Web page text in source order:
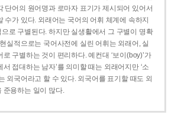
단어의 원어명과 로마자 표기가 제시되어 있어서
수가 있다. 외래어는 국어의 어휘 체계에 속하지
로 구별된다. 하지만 실생활에서 그 구별이 명확
실적으로는 국어사전에 실린 어휘는 외래어, 실
구별하는 것이 편리하다. 예컨대 ‘보이(boy)’가
서 접대하는 남자’를 의미할 때는 외래어지만 ‘소
외국어라고 할 수 있다. 외국어를 표기할 때도 외
준용하는 일이 많다.